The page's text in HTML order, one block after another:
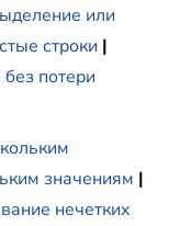
или
строки |
потери
значениям |
нечетких